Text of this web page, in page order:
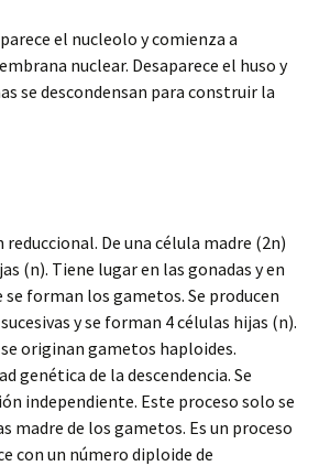
el nucleolo y comienza a
nuclear. Desaparece el huso y
se descondensan para construir la
reduccional. De una célula madre (2n)
(n). Tiene lugar en las gonadas y en
se forman los gametos. Se producen
y se forman 4 células hijas (n).
originan gametos haploides.
genética de la descendencia. Se
independiente. Este proceso solo se
madre de los gametos. Es un proceso
con un número diploide de